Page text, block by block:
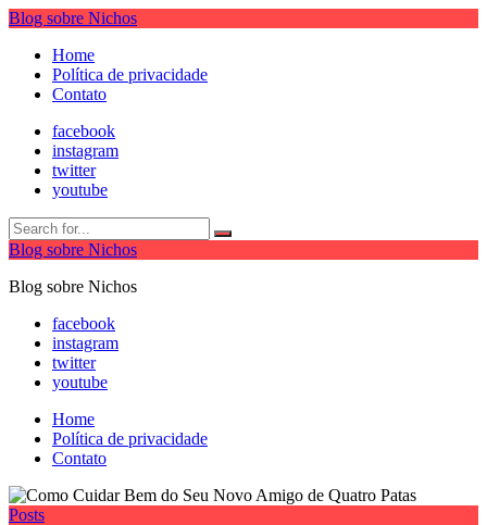
Blog sobre Nichos
Home
Política de privacidade
Contato
facebook
instagram
twitter
youtube
Blog sobre Nichos
Blog sobre Nichos
facebook
instagram
twitter
youtube
Home
Política de privacidade
Contato
Posts